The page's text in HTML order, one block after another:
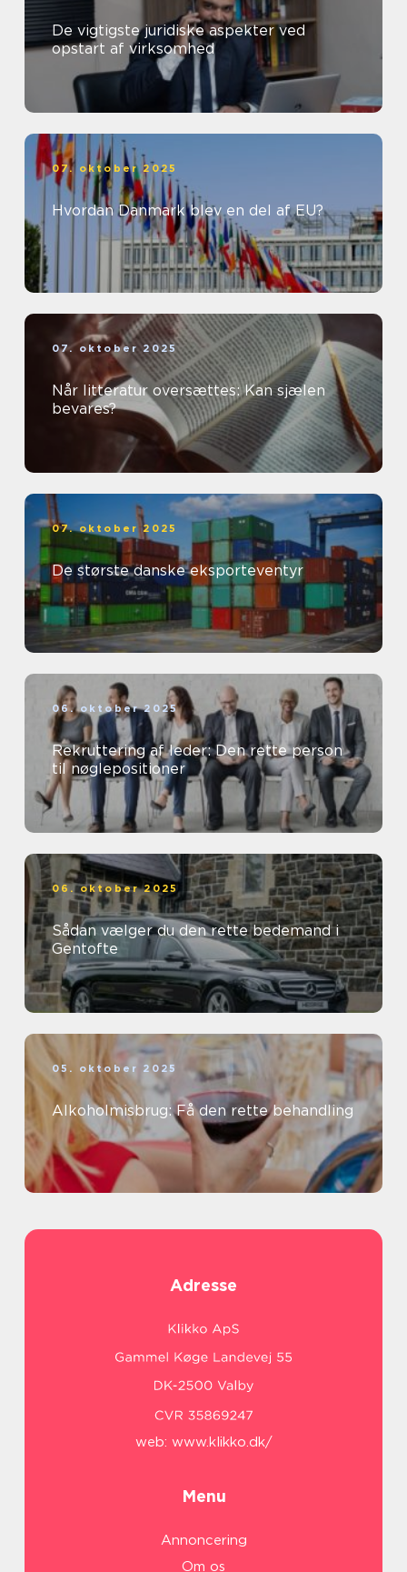
De vigtigste juridiske aspekter ved
opstart af virksomhed
07. oktober 2025
Hvordan Danmark blev en del af EU?
07. oktober 2025
Når litteratur oversættes: Kan sjælen
bevares?
07. oktober 2025
De største danske eksporteventyr
06. oktober 2025
Rekruttering af leder: Den rette person
til nøglepositioner
06. oktober 2025
Sådan vælger du den rette bedemand i
Gentofte
05. oktober 2025
Alkoholmisbrug: Få den rette behandling
Adresse
web: www.klikko.dk/
Menu
Annoncering
Om os